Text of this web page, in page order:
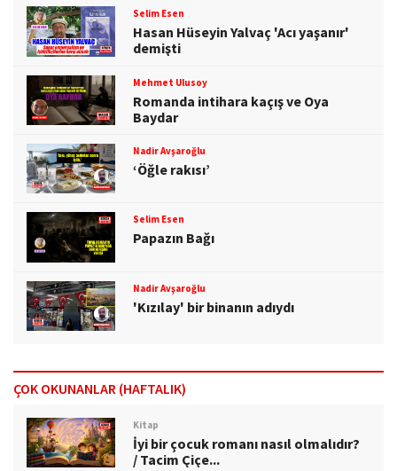
Selim Esen
Hasan Hüseyin Yalvaç 'Acı yaşanır'
demişti
Mehmet Ulusoy
Romanda intihara kaçış ve Oya
Baydar
Nadir Avşaroğlu
‘Öğle rakısı’
Selim Esen
Papazın Bağı
Nadir Avşaroğlu
'Kızılay' bir binanın adıydı
ÇOK OKUNANLAR (HAFTALIK)
Kitap
İyi bir çocuk romanı nasıl olmalıdır?
/ Tacim Çiçe...